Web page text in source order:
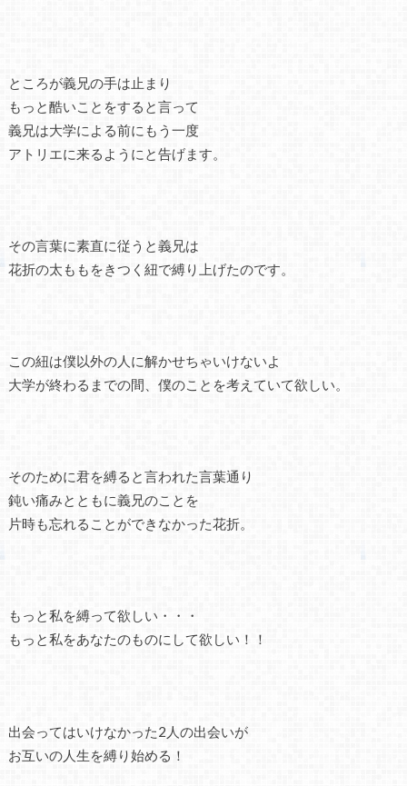
ところが義兄の手は止まり
もっと酷いことをすると言って
義兄は大学による前にもう一度
アトリエに来るようにと告げます。
その言葉に素直に従うと義兄は
花折の太ももをきつく紐で縛り上げたのです。
この紐は僕以外の人に解かせちゃいけないよ
大学が終わるまでの間、僕のことを考えていて欲しい。
そのために君を縛ると言われた言葉通り
鈍い痛みとともに義兄のことを
片時も忘れることができなかった花折。
もっと私を縛って欲しい・・・
もっと私をあなたのものにして欲しい！！
出会ってはいけなかった2人の出会いが
お互いの人生を縛り始める！